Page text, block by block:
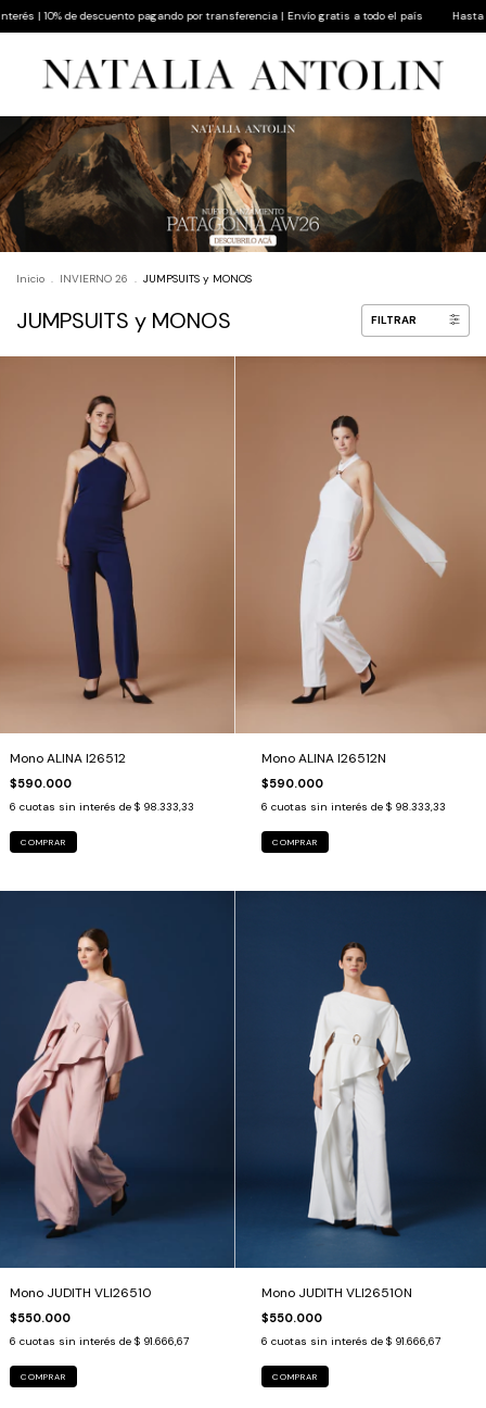
10% de descuento pagando por transferencia | Envío gratis a todo el país Hasta 9
Inicio . INVIERNO 26 . JUMPSUITS y MONOS
JUMPSUITS y MONOS FILTRAR
Mono ALINA I26512
$590.000
6 cuotas sin interés de $ 98.333,33
COMPRAR
Mono ALINA I26512N
$590.000
6 cuotas sin interés de $ 98.333,33
COMPRAR
Mono JUDITH VLI26510
$550.000
6 cuotas sin interés de $ 91.666,67
COMPRAR
Mono JUDITH VLI26510N
$550.000
6 cuotas sin interés de $ 91.666,67
COMPRAR